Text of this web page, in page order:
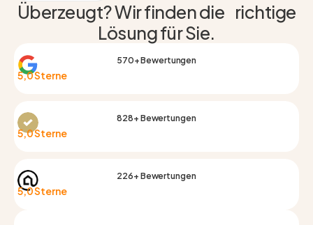
Überzeugt? Wir finden die richtige
Lösung für Sie.
570+ Bewertungen
5,0 Sterne
828+ Bewertungen
5,0 Sterne
226+ Bewertungen
5,0 Sterne